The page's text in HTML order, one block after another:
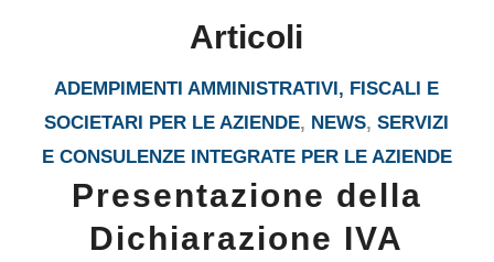
Articoli
ADEMPIMENTI AMMINISTRATIVI, FISCALI E
SOCIETARI PER LE AZIENDE, NEWS,SERVIZI
E CONSULENZE INTEGRATE PER LE AZIENDE
Presentazione della
Dichiarazione IVA